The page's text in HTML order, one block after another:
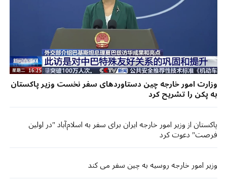
وزارت امور خارجه چین دستاوردهای سفر نخست وزیر پاکستان
به پکن را تشریح کرد
پاکستان از وزیر امور خارجه ایران برای سفر به اسلام‌آباد "در اولین
فرصت" دعوت کرد
وزیر امور خارجه روسیه به چین سفر می کند